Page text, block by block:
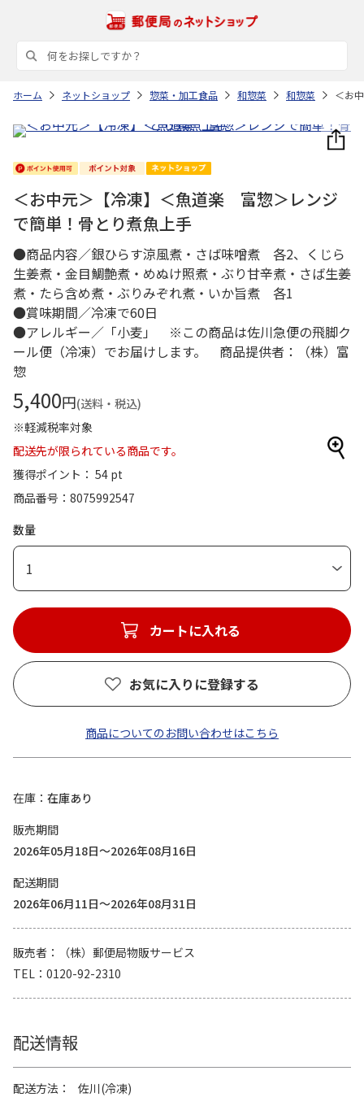
ホーム ネットショップ 惣菜・加工食品 和惣菜 和惣菜 ＜お
＜お中元＞【冷凍】＜魚道楽 富惣＞レンジ
で簡単！骨とり煮魚上手
●商品内容／銀ひらす涼風煮・さば味噌煮 各2、くじら
生姜煮・金目鯛艶煮・めぬけ照煮・ぶり甘辛煮・さば生姜
煮・たら含め煮・ぶりみぞれ煮・いか旨煮 各1
●賞味期間／冷凍で60日
●アレルギー／「小麦」 ※この商品は佐川急便の飛脚ク
ール便（冷凍）でお届けします。 商品提供者：（株）富
惣
5,400円(送料・税込)
※軽減税率対象
配送先が限られている商品です。
獲得ポイント： 54 pt
商品番号
8075992547
数量
1
カートに入れる
お気に入りに登録する
商品についてのお問い合わせはこちら
在庫
在庫あり
販売期間
2026年05月18日～2026年08月16日
配送期間
2026年06月11日～2026年08月31日
販売者
（株）郵便局物販サービス
TEL
0120-92-2310
配送情報
配送方法
佐川(冷凍)